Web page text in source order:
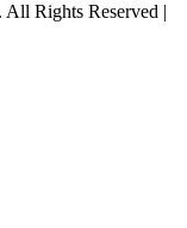
. All Rights Reserved |